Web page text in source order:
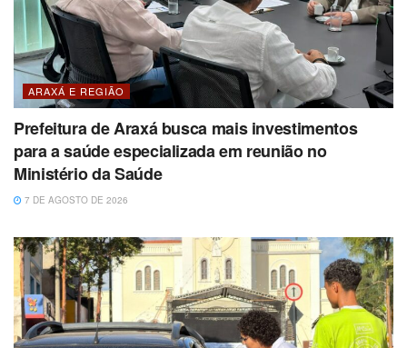
ARAXÁ E REGIÃO
Prefeitura de Araxá busca mais investimentos
para a saúde especializada em reunião no
Ministério da Saúde
7 DE AGOSTO DE 2026